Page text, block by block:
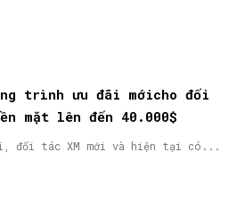
trình ưu đãi mớicho đối
mặt lên đến 40.000$
đối tác XM mới và hiện tại có...